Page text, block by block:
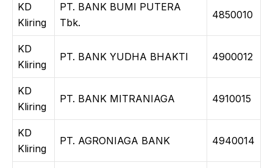
KD
Kliring
PT. BANK BUMI PUTERA
Tbk.
4850010
KD
Kliring
PT. BANK YUDHA BHAKTI 4900012
KD
Kliring
PT. BANK MITRANIAGA 4910015
KD
Kliring
PT. AGRONIAGA BANK 4940014